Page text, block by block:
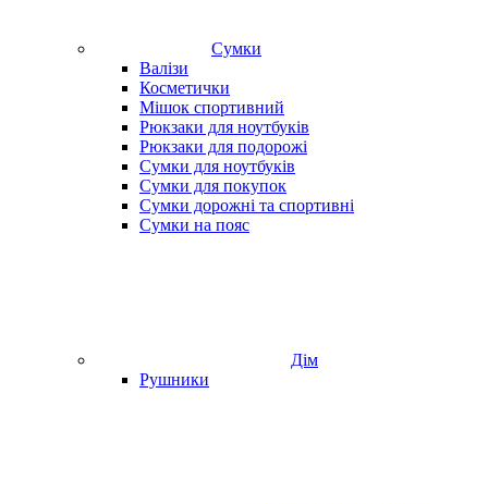
Сумки
Валізи
Косметички
Мішок спортивний
Рюкзаки для ноутбуків
Рюкзаки для подорожі
Сумки для ноутбуків
Сумки для покупок
Сумки дорожні та спортивні
Сумки на пояс
Дім
Рушники